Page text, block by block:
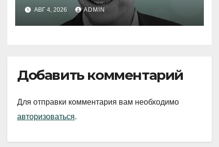
АВГ 4, 2026 ADMIN
Добавить комментарий
Для отправки комментария вам необходимо
авторизоваться.